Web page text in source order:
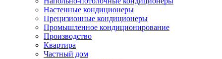
Настенные кондиционеры
Прецизионные кондиционеры
Промышленное кондиционирование
Производство
Квартира
Частный дом